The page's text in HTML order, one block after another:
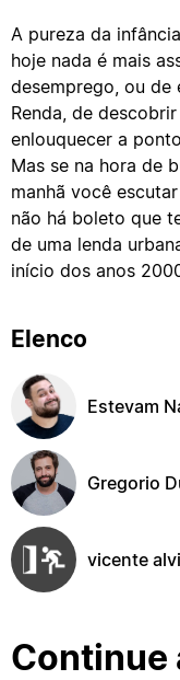
A pureza da
hoje nada é mais
desemprego, ou
Renda, de
enlouquecer a
Mas se na hora de
manhã você
não há boleto que
de uma lenda
início dos anos
Elenco
Estevam
Gregorio
vicente
Continue